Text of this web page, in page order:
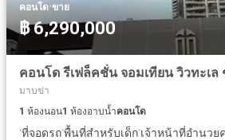
คอนโด·ขาย
฿ 6,290,000
คอนโด รีเฟล็คชั่น จอมเทียน วิวทะเล
มาบข่า
1 ห้องนอน1 ห้องอาบน้ำคอนโด
·ที่จอดรถ·พื้นที่สำหรับเด็ก·เจ้าหน้าที่อำนวย